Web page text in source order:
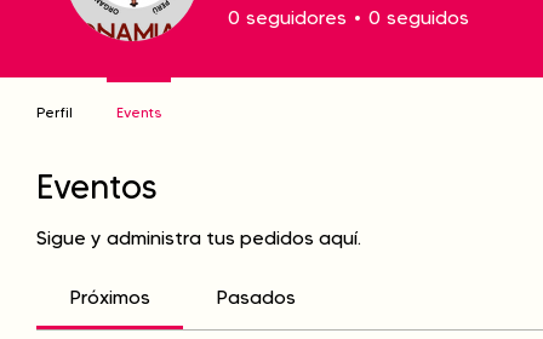
Eventos
Sigue y administra tus pedidos aquí.
Próximos Pasados
0 seguidores 0 seguidos
Perfil Events